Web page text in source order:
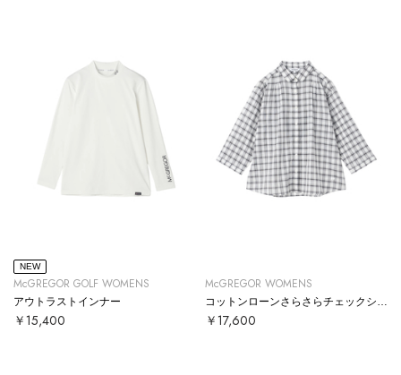
NEW
McGREGOR GOLF WOMENS
アウトラストインナー
￥15,400
McGREGOR WOMENS
￥17,600